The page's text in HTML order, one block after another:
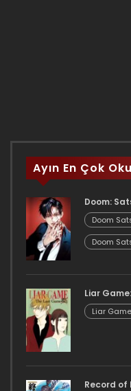
Ayın En Çok
Doom:
Doom
Doom
Liar
Liar
Record of